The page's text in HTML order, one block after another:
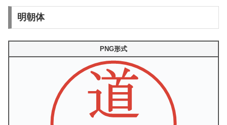
明朝体
PNG形式